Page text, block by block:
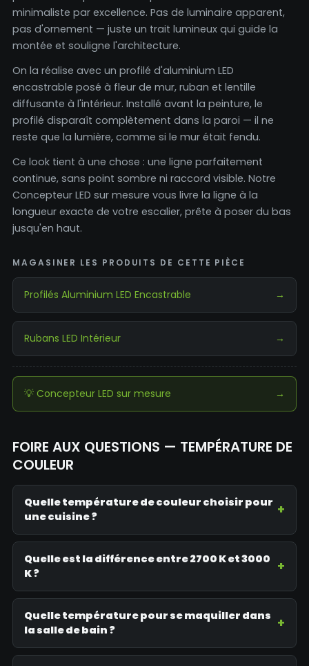
minimaliste par excellence. Pas de luminaire apparent,
pas d'ornement — juste un trait lumineux qui guide la
montée et souligne l'architecture.
On la réalise avec un profilé d'aluminium LED
encastrable posé à fleur de mur, ruban et lentille
diffusante à l'intérieur. Installé avant la peinture, le
profilé disparaît complètement dans la paroi — il ne
reste que la lumière, comme si le mur était fendu.
Ce look tient à une chose : une ligne parfaitement
continue, sans point sombre ni raccord visible. Notre
Concepteur LED sur mesure vous livre la ligne à la
longueur exacte de votre escalier, prête à poser du bas
jusqu'en haut.
MAGASINER LES PRODUITS DE CETTE PIÈCE
Profilés Aluminium LED Encastrable →
Rubans LED Intérieur →
💡 Concepteur LED sur mesure →
FOIRE AUX QUESTIONS — TEMPÉRATURE DE
COULEUR
Quelle température de couleur choisir pour
une cuisine ?
Quelle est la différence entre 2700 K et 3000
K ?
Quelle température pour se maquiller dans
la salle de bain ?